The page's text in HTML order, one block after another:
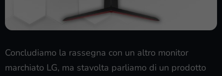
Concludiamo la rassegna con un altro monitor
marchiato LG, ma stavolta parliamo di un prodotto